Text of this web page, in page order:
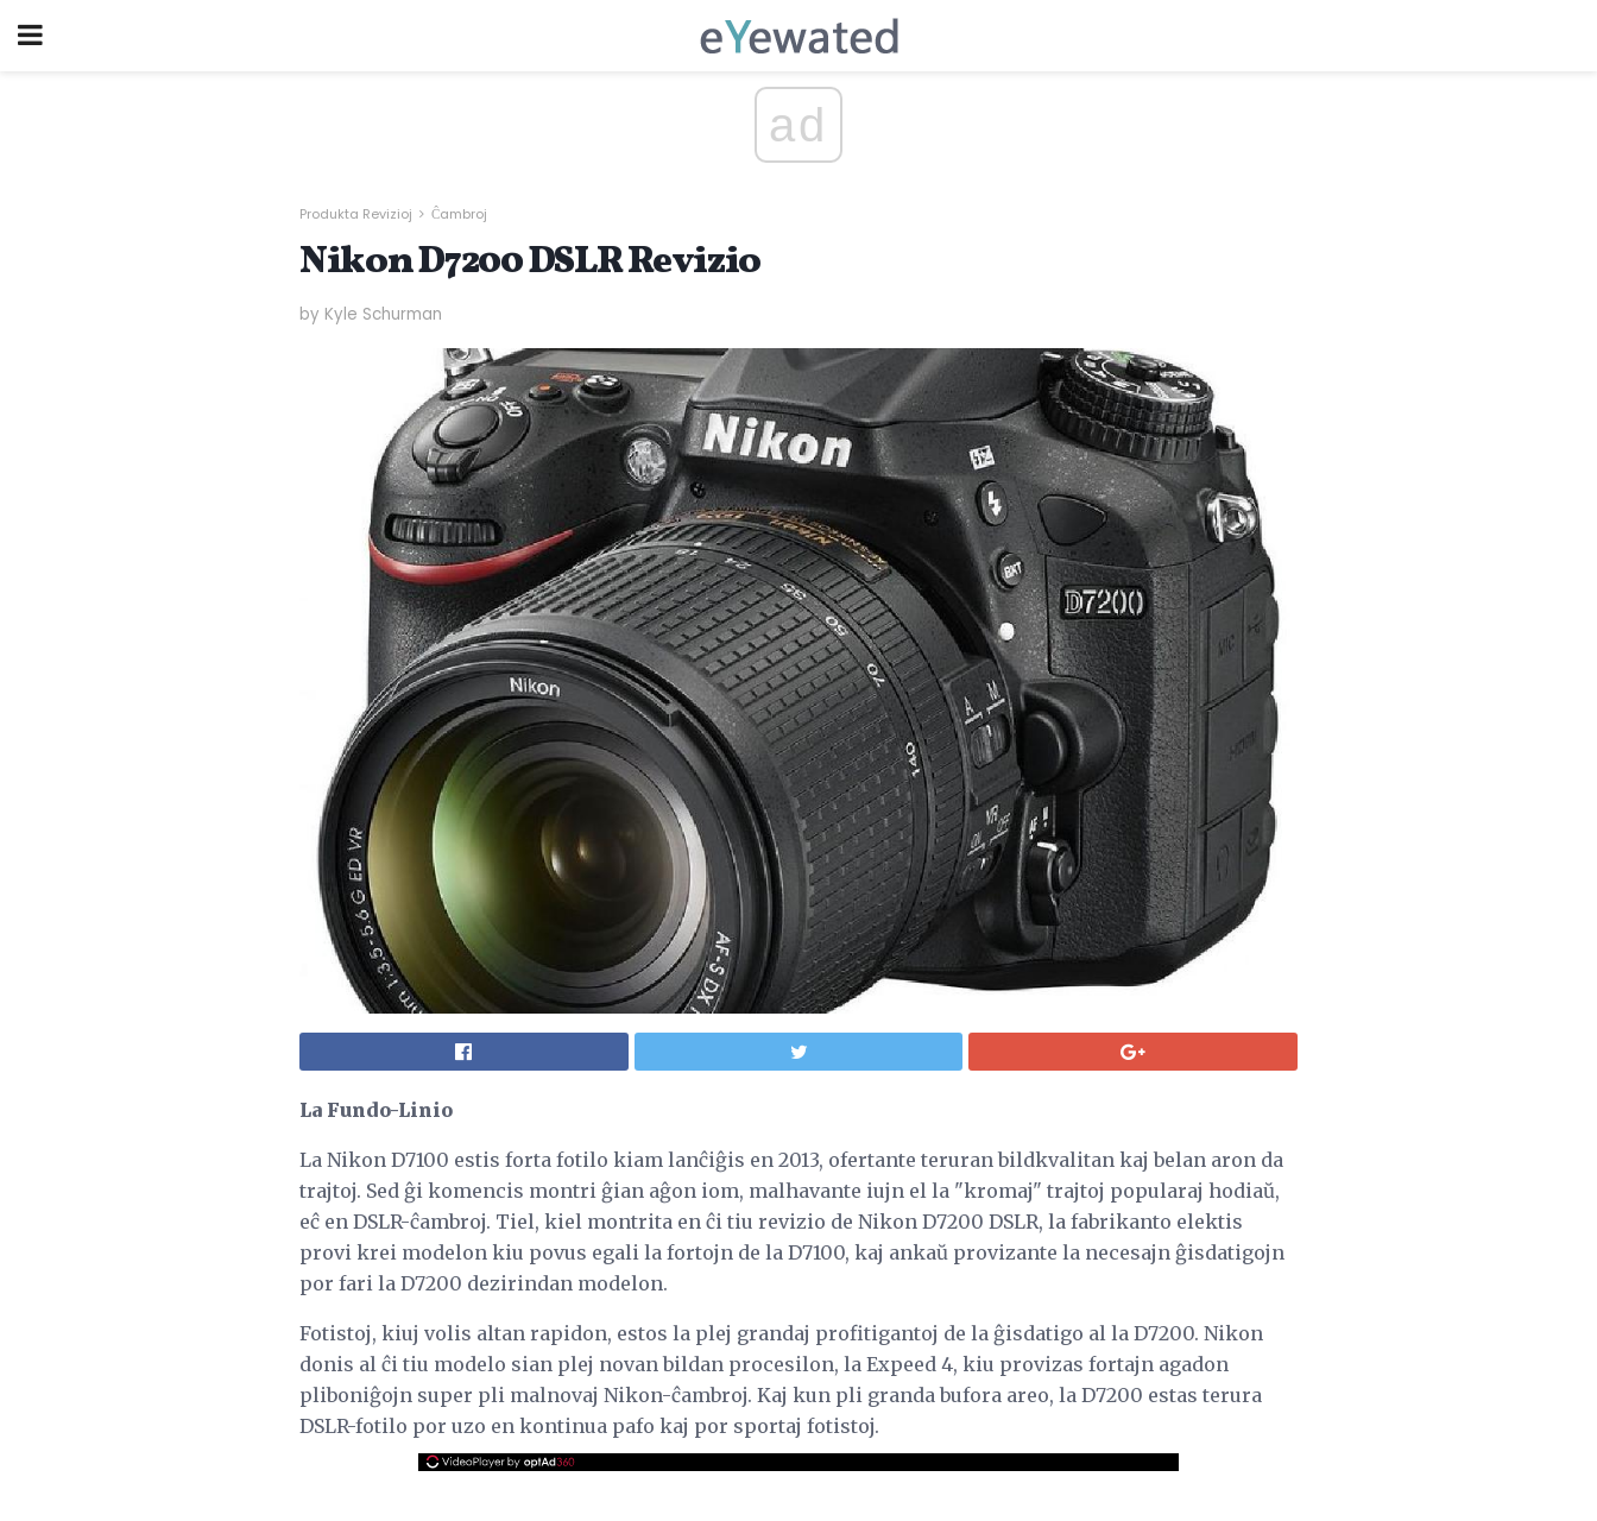
ad
Produkta Revizioj Ĉambroj
Nikon D7200 DSLR Revizio
by Kyle Schurman
La Fundo-Linio
La Nikon D7100 estis forta fotilo kiam lanĉiĝis en 2013, ofertante teruran bildkvalitan kaj belan aron da
trajtoj. Sed ĝi komencis montri ĝian aĝon iom, malhavante iujn el la "kromaj" trajtoj popularaj hodiaŭ,
eĉ en DSLR-ĉambroj. Tiel, kiel montrita en ĉi tiu revizio de Nikon D7200 DSLR, la fabrikanto elektis
provi krei modelon kiu povus egali la fortojn de la D7100, kaj ankaŭ provizante la necesajn ĝisdatigojn
por fari la D7200 dezirindan modelon.
Fotistoj, kiuj volis altan rapidon, estos la plej grandaj profitigantoj de la ĝisdatigo al la D7200. Nikon
donis al ĉi tiu modelo sian plej novan bildan procesilon, la Expeed 4, kiu provizas fortajn agadon
pliboniĝojn super pli malnovaj Nikon-ĉambroj. Kaj kun pli granda bufora areo, la D7200 estas terura
DSLR-fotilo por uzo en kontinua pafo kaj por sportaj fotistoj.